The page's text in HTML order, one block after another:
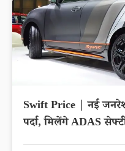
Swift Price | नई
पर्दा, मिलेंगे ADAS